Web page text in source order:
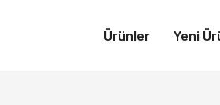
Ürünler Yeni